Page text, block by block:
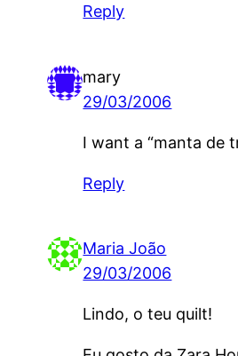
Reply
mary
29/03/2006
I want a “manta de
Reply
Maria João
29/03/2006
Lindo, o teu quilt!